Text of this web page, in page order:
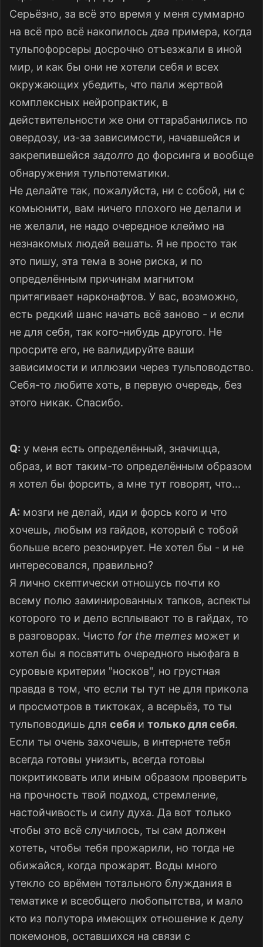
Серьёзно, за всё это время у меня суммарно
на всё про всё накопилосьдва примера, когда
тульпофорсеры досрочно отъезжали в иной
мир, и как бы они не хотели себя и всех
окружающих убедить, что пали жертвой
комплексных нейропрактик, в
действительности же они оттарабанились по
овердозу, из-за зависимости, начавшейся и
закрепившейся задолго до форсинга и вообще
обнаружения тульпотематики.
Не делайте так, пожалуйста, ни с собой, ни с
комьюнити, вам ничего плохого не делали и
не желали, не надо очередное клеймо на
незнакомых людей вешать. Я не просто так
это пишу, эта тема в зоне риска, и по
определённым причинам магнитом
притягивает нарконафтов. У вас, возможно,
есть редкий шанс начать всё заново - и если
не для себя, так кого-нибудь другого. Не
просрите его, не валидируйте ваши
зависимости и иллюзии через тульповодство.
Себя-то любите хоть, в первую очередь, без
этого никак. Спасибо.
Q: у меня есть определённый, значицца,
образ, и вот таким-то определённым образом
я хотел бы форсить, а мне тут говорят, что...
A: мозги не делай, иди и форсь кого и что
хочешь, любым из гайдов, который с тобой
больше всего резонирует. Не хотел бы - и не
интересовался, правильно?
Я лично скептически отношусь почти ко
всему полю заминированных тапков, аспекты
которого то и дело всплывают то в гайдах, то
в разговорах. Чисто for the memes может и
хотел бы я посвятить очередного ньюфага в
суровые критерии "носков", но грустная
правда в том, что если ты тут не для прикола
и просмотров в тиктоках, а всерьёз, то ты
тульповодишь для себя и только для себя.
Если ты очень захочешь, в интернете тебя
всегда готовы унизить, всегда готовы
покритиковать или иным образом проверить
на прочность твой подход, стремление,
настойчивость и силу духа. Да вот только
чтобы это всё случилось, ты сам должен
хотеть, чтобы тебя прожарили, но тогда не
обижайся, когда прожарят. Воды много
утекло со врёмен тотального блуждания в
тематике и всеобщего любопытства, и мало
кто из полутора имеющих отношение к делу
покемонов, оставшихся на связи с